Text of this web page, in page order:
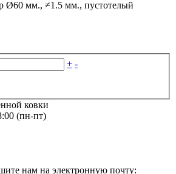
Ø60 мм., ≠1.5 мм., пустотелый
+ -
ковки
(пн-пт)
нам на электронную почту: